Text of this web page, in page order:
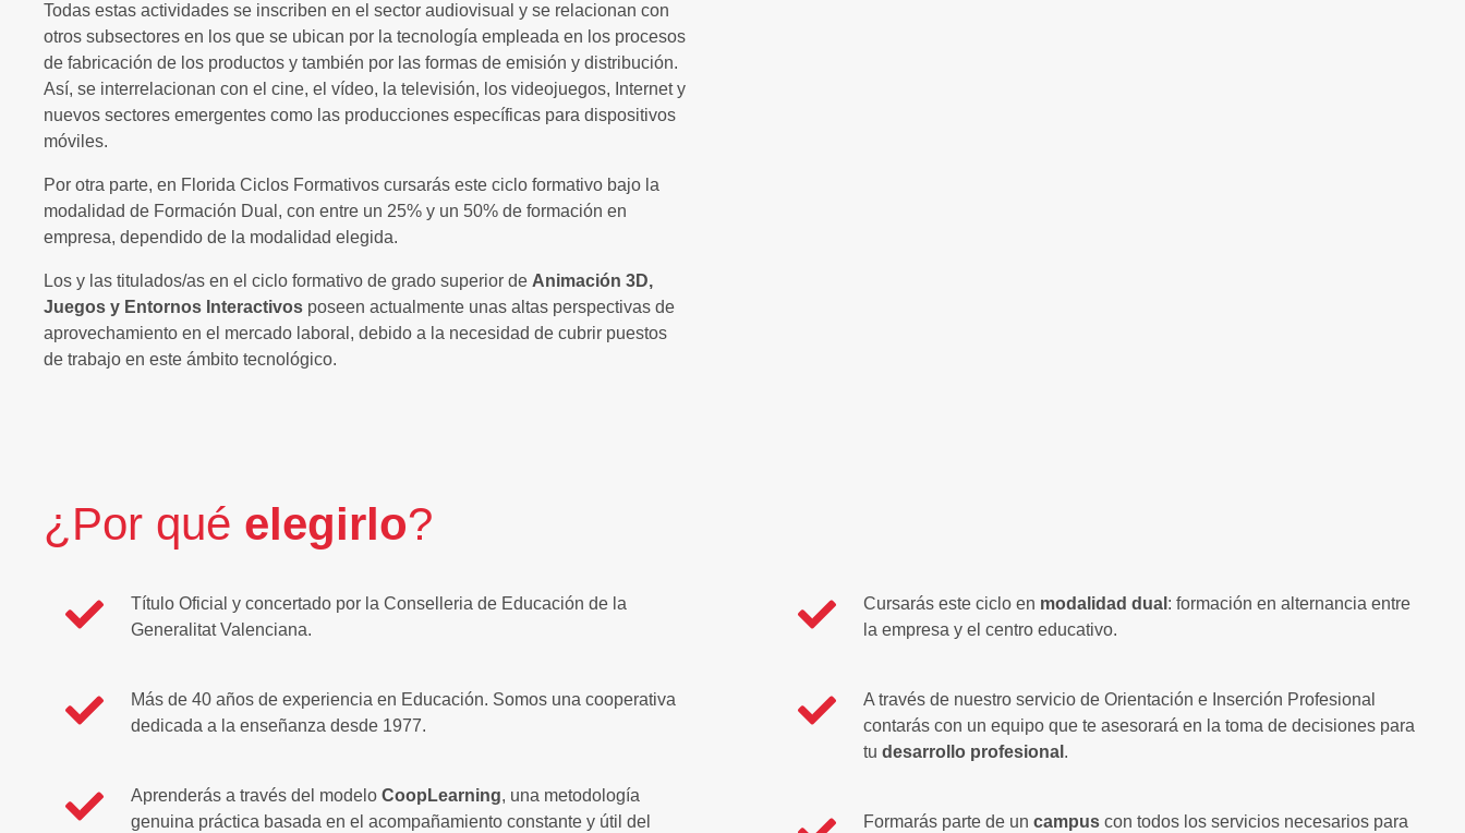
Todas estas actividades se inscriben en el sector audiovisual y se relacionan con
otros subsectores en los que se ubican por la tecnología empleada en los procesos
de fabricación de los productos y también por las formas de emisión y distribución.
Así, se interrelacionan con el cine, el vídeo, la televisión, los videojuegos, Internet y
nuevos sectores emergentes como las producciones específicas para dispositivos
móviles.
Por otra parte, en Florida Ciclos Formativos cursarás este ciclo formativo bajo la
modalidad de Formación Dual, con entre un 25% y un 50% de formación en
empresa, dependido de la modalidad elegida.
Los y las titulados/as en el ciclo formativo de grado superior de Animación 3D,
Juegos y Entornos Interactivos poseen actualmente unas altas perspectivas de
aprovechamiento en el mercado laboral, debido a la necesidad de cubrir puestos
de trabajo en este ámbito tecnológico.
¿Por qué elegirlo?
Título Oficial y concertado por la Conselleria de Educación de la
Generalitat Valenciana.
Más de 40 años de experiencia en Educación. Somos una cooperativa
dedicada a la enseñanza desde 1977.
Aprenderás a través del modelo CoopLearning, una metodología
genuina práctica basada en el acompañamiento constante y útil del
Cursarás este ciclo en modalidad dual : formación en alternancia entre
la empresa y el centro educativo.
A través de nuestro servicio de Orientación e Inserción Profesional
contarás con un equipo que te asesorará en la toma de decisiones para
tu desarrollo profesional .
Formarás parte de un campus con todos los servicios necesarios para